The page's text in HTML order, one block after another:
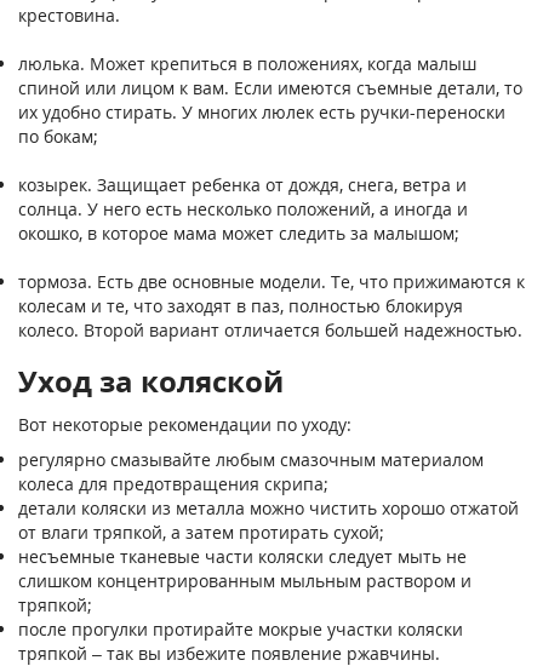
крестовина.
люлька. Может крепиться в положениях, когда малыш
спиной или лицом к вам. Если имеются съемные детали, то
их удобно стирать. У многих люлек есть ручки-переноски
по бокам;
козырек. Защищает ребенка от дождя, снега, ветра и
солнца. У него есть несколько положений, а иногда и
окошко, в которое мама может следить за малышом;
тормоза. Есть две основные модели. Те, что прижимаются к
колесам и те, что заходят в паз, полностью блокируя
колесо. Второй вариант отличается большей надежностью.
Уход за коляской
Вот некоторые рекомендации по уходу:
регулярно смазывайте любым смазочным материалом
колеса для предотвращения скрипа;
детали коляски из металла можно чистить хорошо отжатой
от влаги тряпкой, а затем протирать сухой;
несъемные тканевые части коляски следует мыть не
слишком концентрированным мыльным раствором и
тряпкой;
после прогулки протирайте мокрые участки коляски
тряпкой – так вы избежите появление ржавчины.